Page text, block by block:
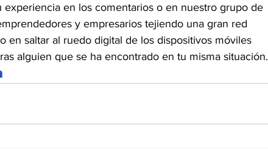
en los comentarios o en nuestro grupo de
y empresarios tejiendo una gran red
en saltar al ruedo digital de los dispositivos móviles
alguien que se ha encontrado en tu misma situación.